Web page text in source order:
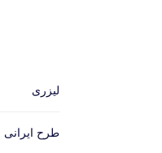
لیزری
طرح ایرانی